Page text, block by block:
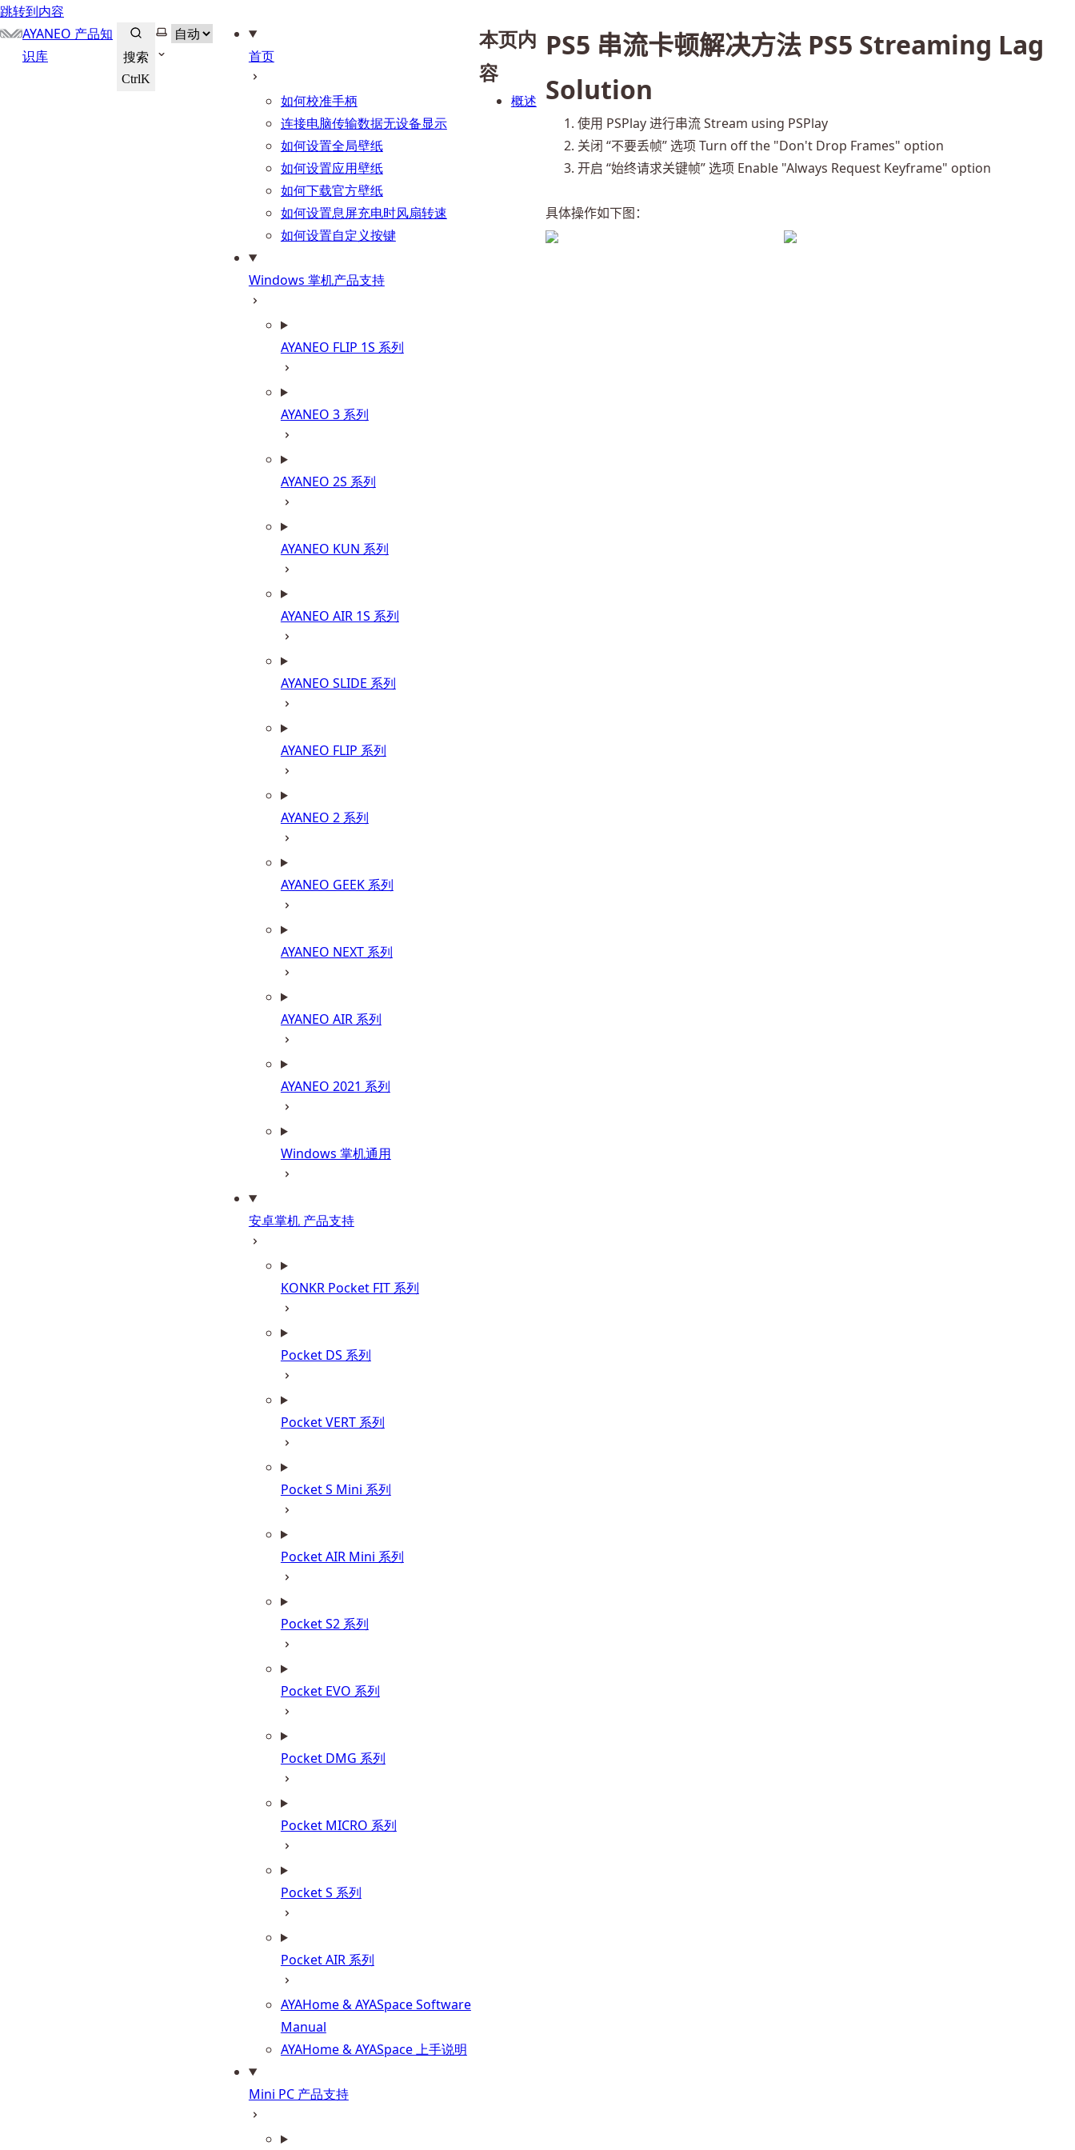
跳转到内容
AYANEO 产品知
识库
搜索
CtrlK
选择主题
首页
如何校准手柄
连接电脑传输数据无设备显示
如何设置全局壁纸
如何设置应用壁纸
如何下载官方壁纸
如何设置息屏充电时风扇转速
如何设置自定义按键
Windows 掌机产品支持
AYANEO FLIP 1S 系列
AYANEO 3 系列
AYANEO 2S 系列
AYANEO KUN 系列
AYANEO AIR 1S 系列
AYANEO SLIDE 系列
AYANEO FLIP 系列
AYANEO 2 系列
AYANEO GEEK 系列
AYANEO NEXT 系列
AYANEO AIR 系列
AYANEO 2021 系列
Windows 掌机通用
安卓掌机 产品支持
KONKR Pocket FIT 系列
Pocket DS 系列
Pocket VERT 系列
Pocket S Mini 系列
Pocket AIR Mini 系列
Pocket S2 系列
Pocket EVO 系列
Pocket DMG 系列
Pocket MICRO 系列
Pocket S 系列
Pocket AIR 系列
AYAHome & AYASpace Software
Manual
AYAHome & AYASpace 上手说明
Mini PC 产品支持
本页内
容
概述
PS5 串流卡顿解决方法 PS5 Streaming Lag
Solution
使用 PSPlay 进行串流 Stream using PSPlay
关闭 “不要丢帧” 选项 Turn off the "Don't Drop Frames" option
开启 “始终请求关键帧” 选项 Enable "Always Request Keyframe" option
具体操作如下图：